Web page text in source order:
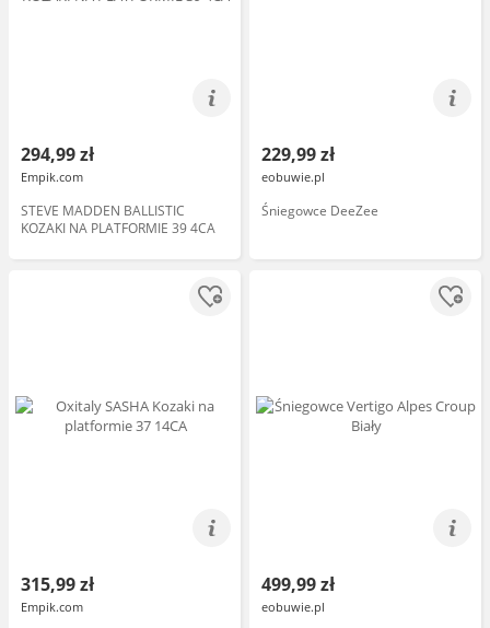
294,99 zł
Empik.com
STEVE MADDEN BALLISTIC
KOZAKI NA PLATFORMIE 39 4CA
229,99 zł
eobuwie.pl
Śniegowce DeeZee
315,99 zł
Empik.com
499,99 zł
eobuwie.pl